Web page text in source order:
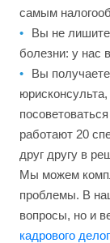
самым
Вы не
болезни: у нас
Вы
работают 20
друг другу в
Мы можем
проблемы. В
вопросы, но и
кадрового